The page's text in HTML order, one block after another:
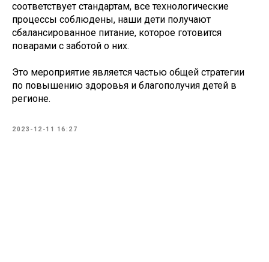
соответствует стандартам, все технологические
процессы соблюдены, наши дети получают
сбалансированное питание, которое готовится
поварами с заботой о них.
Это мероприятие является частью общей стратегии
по повышению здоровья и благополучия детей в
регионе.
2023-12-11 16:27